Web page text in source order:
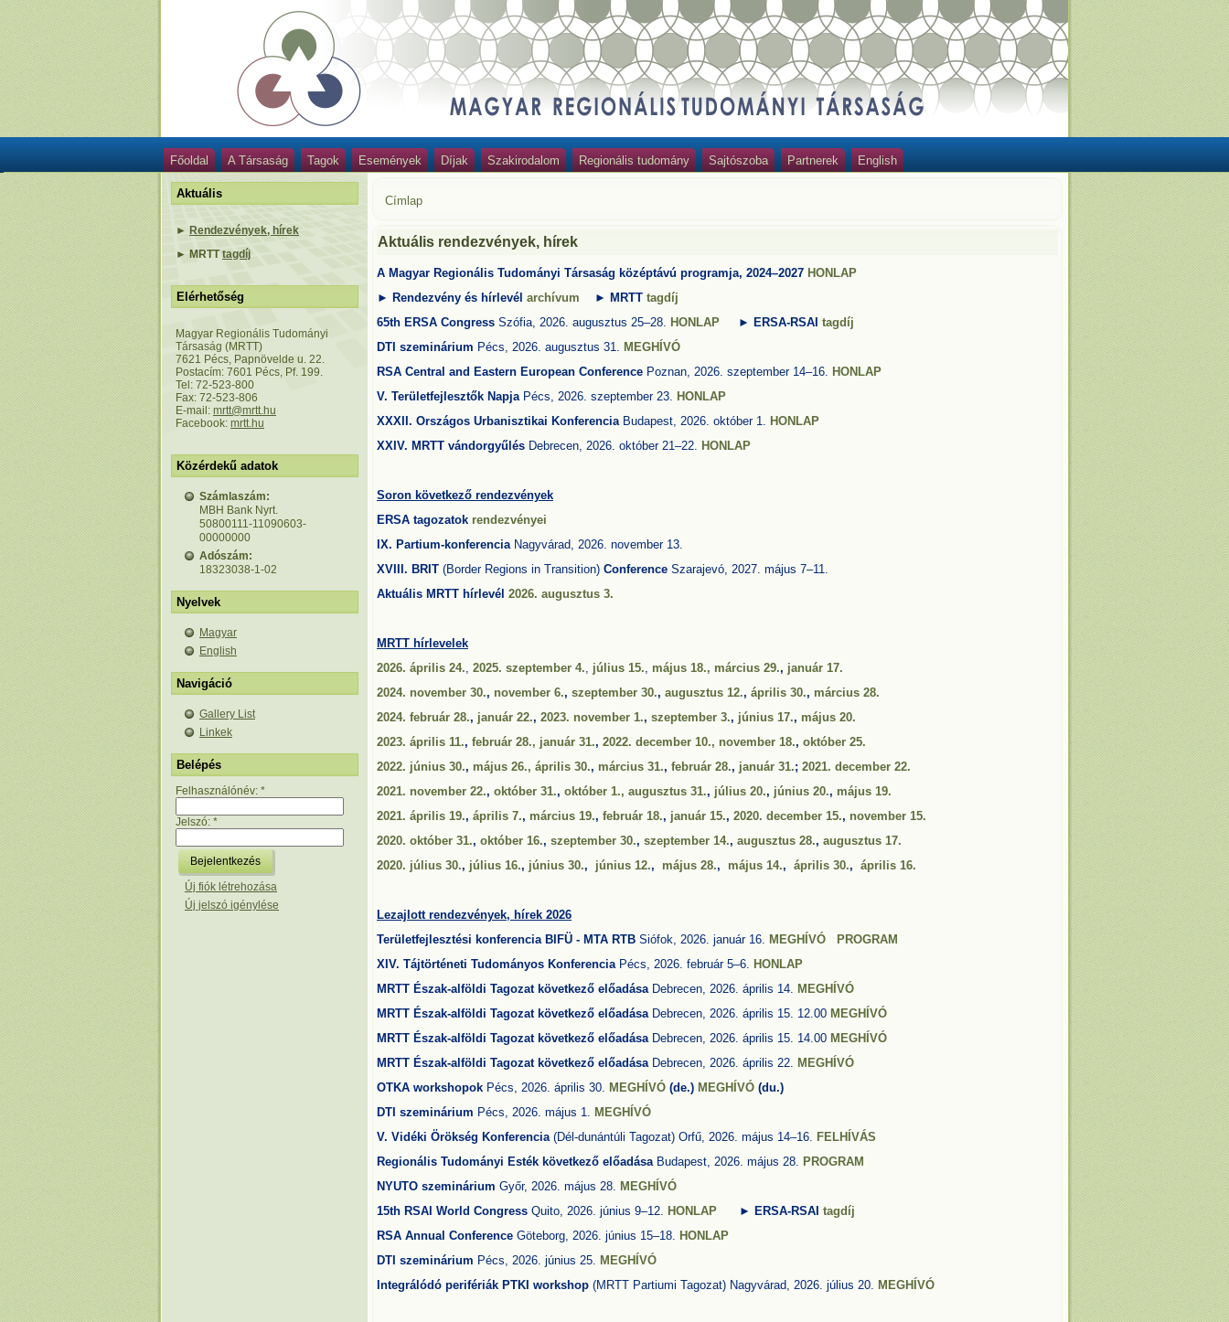
Főoldal A Társaság Tagok Események Díjak Szakirodalom Regionális tudomány Sajtószoba Partnerek English
Aktuális
► Rendezvények, hírek
► MRTTtagdíj
Elérhetőség
Magyar Regionális Tudományi
Társaság (MRTT)
7621 Pécs, Papnövelde u. 22.
Postacím: 7601 Pécs, Pf. 199.
Tel: 72-523-800
Fax: 72-523-806
E-mail: mrtt@mrtt.hu
Facebook: mrtt.hu
Közérdekű adatok
Számlaszám:
MBH Bank Nyrt.
50800111-11090603-
00000000
Adószám:
18323038-1-02
Nyelvek
Magyar
English
Navigáció
Gallery List
Linkek
Belépés
Felhasználónév: *
Jelszó: *
Új fiók létrehozása
Új jelszó igénylése
Címlap
Aktuális rendezvények, hírek
A Magyar Regionális Tudományi Társaság középtávú programja, 2024–2027 HONLAP
► Rendezvény és hírlevél archívum ► MRTT tagdíj
65th ERSA Congress Szófia, 2026. augusztus 25–28. HONLAP ► ERSA-RSAI tagdíj
DTI szeminárium Pécs, 2026. augusztus 31. MEGHÍVÓ
RSA Central and Eastern European Conference Poznan, 2026. szeptember 14–16. HONLAP
V. Területfejlesztők Napja Pécs, 2026. szeptember 23. HONLAP
XXXII. Országos Urbanisztikai Konferencia Budapest, 2026. október 1. HONLAP
XXIV. MRTT vándorgyűlés Debrecen, 2026. október 21–22. HONLAP
Soron következő rendezvények
ERSA tagozatok rendezvényei
IX. Partium-konferencia Nagyvárad, 2026. november 13.
XVIII. BRIT (Border Regions in Transition) Conference Szarajevó, 2027. május 7–11.
Aktuális MRTT hírlevél 2026. augusztus 3.
MRTT hírlevelek
2026. április 24., 2025. szeptember 4., július 15., május 18., március 29., január 17.
2024. november 30., november 6., szeptember 30., augusztus 12., április 30., március 28.
2024. február 28., január 22., 2023. november 1., szeptember 3., június 17., május 20.
2023. április 11., február 28., január 31., 2022. december 10., november 18., október 25.
2022. június 30., május 26., április 30., március 31., február 28., január 31.; 2021. december 22.
2021. november 22., október 31., október 1., augusztus 31., július 20., június 20., május 19.
2021. április 19., április 7., március 19., február 18., január 15., 2020. december 15., november 15.
2020. október 31., október 16., szeptember 30., szeptember 14., augusztus 28., augusztus 17.
2020. július 30., július 16., június 30., június 12., május 28., május 14., április 30., április 16.
Lezajlott rendezvények, hírek 2026
Területfejlesztési konferencia BIFÜ - MTA RTB Siófok, 2026. január 16. MEGHÍVÓ
PROGRAM
XIV. Tájtörténeti Tudományos Konferencia Pécs, 2026. február 5–6. HONLAP
MRTT Észak-alföldi Tagozat következő előadása Debrecen, 2026. április 14. MEGHÍVÓ
MRTT Észak-alföldi Tagozat következő előadása Debrecen, 2026. április 15. 12.00 MEGHÍVÓ
MRTT Észak-alföldi Tagozat következő előadása Debrecen, 2026. április 15. 14.00 MEGHÍVÓ
MRTT Észak-alföldi Tagozat következő előadása Debrecen, 2026. április 22. MEGHÍVÓ
OTKA workshopok Pécs, 2026. április 30. MEGHÍVÓ (de.) MEGHÍVÓ (du.)
DTI szeminárium Pécs, 2026. május 1. MEGHÍVÓ
V. Vidéki Örökség Konferencia(Dél-dunántúli Tagozat) Orfű, 2026. május 14–16. FELHÍVÁS
Regionális Tudományi Esték következő előadásaBudapest, 2026. május 28. PROGRAM
NYUTO szeminárium Győr, 2026. május 28. MEGHÍVÓ
15th RSAI World Congress Quito, 2026. június 9–12. HONLAP ► ERSA-RSAI tagdíj
RSA Annual Conference Göteborg, 2026. június 15–18. HONLAP
DTI szeminárium Pécs, 2026. június 25. MEGHÍVÓ
Integrálódó perifériák PTKI workshop (MRTT Partiumi Tagozat) Nagyvárad, 2026. július 20. MEGHÍVÓ